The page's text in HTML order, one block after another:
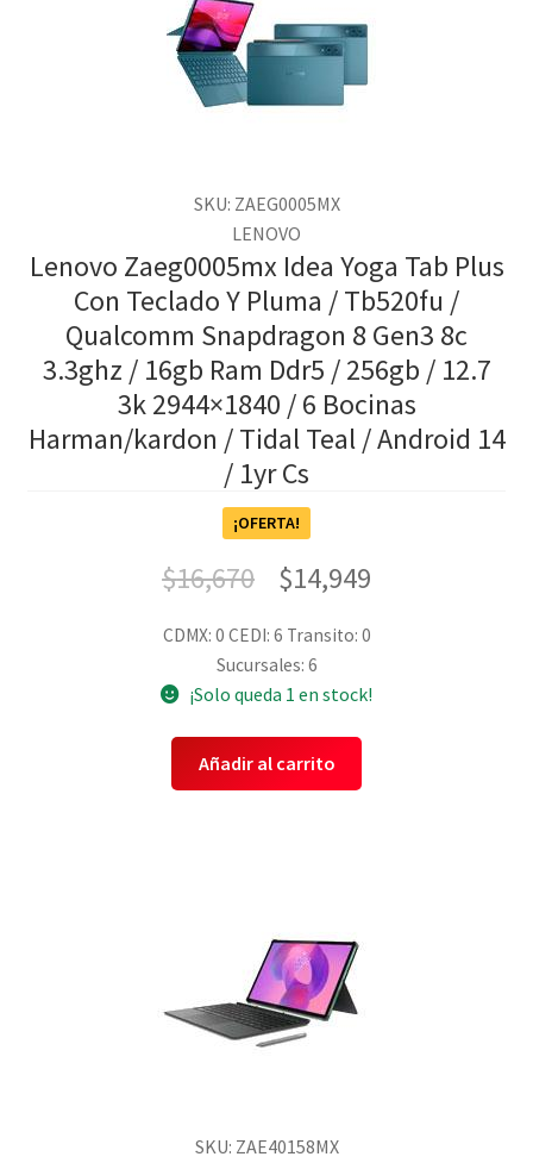
SKU: ZAEG0005MX
LENOVO
Lenovo Zaeg0005mx Idea Yoga Tab Plus
Con Teclado Y Pluma / Tb520fu /
Qualcomm Snapdragon 8 Gen3 8c
3.3ghz / 16gb Ram Ddr5 / 256gb / 12.7
3k 2944×1840 / 6 Bocinas
Harman/kardon / Tidal Teal / Android 14
/ 1yr Cs
¡OFERTA!
$16,670 $14,949
CDMX: 0 CEDI: 6 Transito: 0
Sucursales: 6
¡Solo queda 1 en stock!
Añadir al carrito
SKU: ZAE40158MX